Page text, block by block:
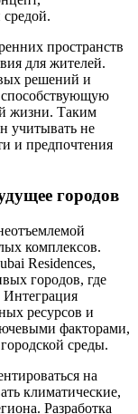
пространств
для жителей.
решений и
способствующую
жизни. Таким
учитывать не
и предпочтения
городов
комплексов.
Residences,
городов, где
ресурсов и
факторами,
среды.
на
климатические,
Разработка